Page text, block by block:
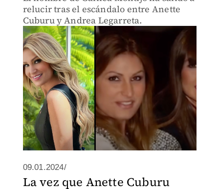
relucir tras el escándalo entre Anette
Cuburu y Andrea Legarreta.
09.01.2024/
La vez que Anette Cuburu